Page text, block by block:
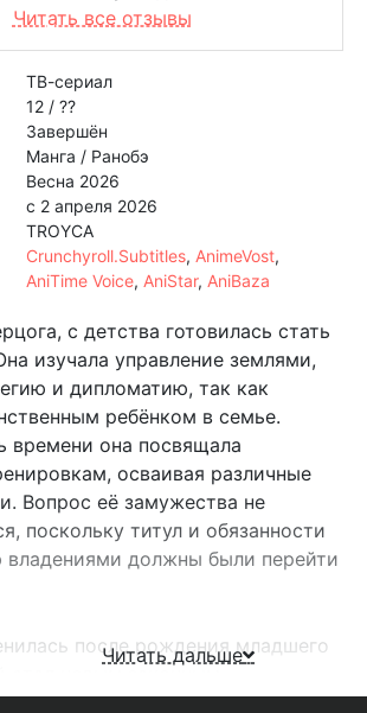
Читать все отзывы
ТВ-сериал
12 / ??
Завершён
Манга / Ранобэ
Весна 2026
с 2 апреля 2026
TROYCA
Crunchyroll.Subtitles, AnimeVost,
AniTime Voice, AniStar, AniBaza
с детства готовилась стать
изучала управление землями,
и дипломатию, так как
ребёнком в семье.
времени она посвящала
осваивая различные
Вопрос её замужества не
поскольку титул и обязанности
владениями должны были перейти
после рождения младшего
событие коренным образом
Читать дальше